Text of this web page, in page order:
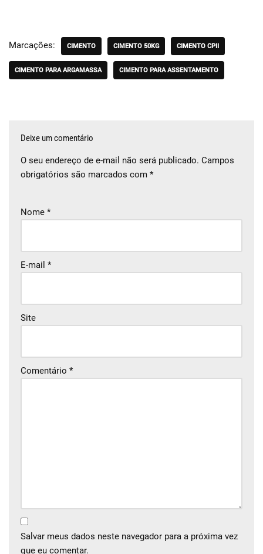
Marcações: CIMENTO CIMENTO 50KG CIMENTO CPII
CIMENTO PARA ARGAMASSA CIMENTO PARA ASSENTAMENTO
Deixe um comentário
O seu endereço de e-mail não será publicado. Campos
obrigatórios são marcados com *
Nome *
E-mail *
Site
Comentário *
Salvar meus dados neste navegador para a próxima vez
que eu comentar.